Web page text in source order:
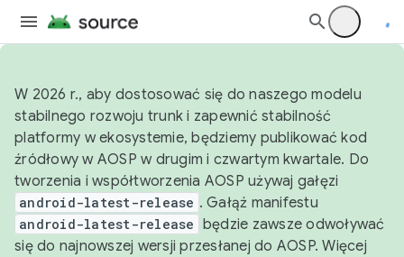
W 2026 r., aby dostosować się do naszego modelu
stabilnego rozwoju trunk i zapewnić stabilność
platformy w ekosystemie, będziemy publikować kod
źródłowy w AOSP w drugim i czwartym kwartale. Do
tworzenia i współtworzenia AOSP używaj gałęzi
android-latest-release . Gałąź manifestu
android-latest-release będzie zawsze odwoływać
się do najnowszej wersji przesłanej do AOSP. Więcej